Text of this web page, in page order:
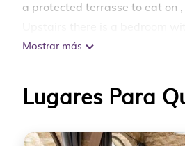
a protected terrasse to eat on
and a sofa and very nice
Comfortable sunny house,
Comfortable sunny house,
acondicionado,
Mostrar más
Lugares Para